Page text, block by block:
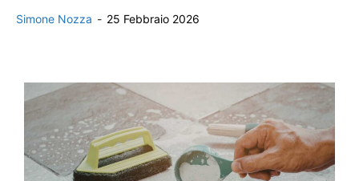
Simone Nozza - 25 Febbraio 2026